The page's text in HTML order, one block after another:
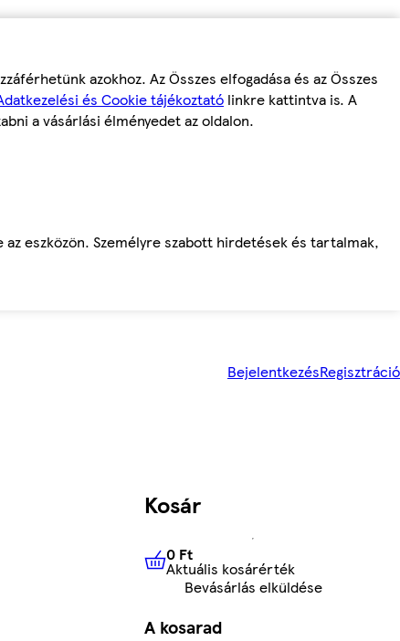
azokhoz. Az Összes elfogadása és az Összes
és Cookie tájékoztató linkre kattintva is. A
a vásárlási élményedet az oldalon.
eszközön. Személyre szabott hirdetések és tartalmak,
BejelentkezésRegisztráció
Kosár
0 FtAktuális kosárérték
0 Ft
Aktuális kosárérték
Bevásárlás elküldése
A kosarad